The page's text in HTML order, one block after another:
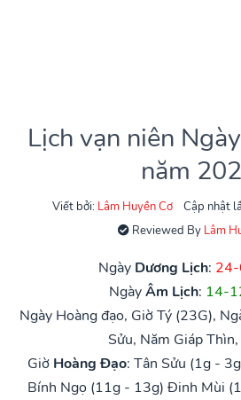
Lịch vạn niên
năm
Viết bởi: Lâm Huyền Cơ
Cập nhật
Reviewed By Lâm
Ngày Dương Lịch:
NgàyÂm Lịch: 14-
Ngày Hoàng đạo, Giờ Tý (23G),
Sửu, Năm Giáp
Giờ Hoàng Đạo: Tân Sửu (1g -
Bính Ngọ (11g - 13g) Đinh Mùi